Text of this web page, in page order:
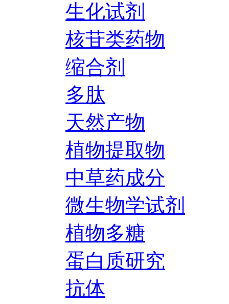
生化试剂
核苷类药物
缩合剂
多肽
天然产物
植物提取物
中草药成分
微生物学试剂
植物多糖
蛋白质研究
抗体